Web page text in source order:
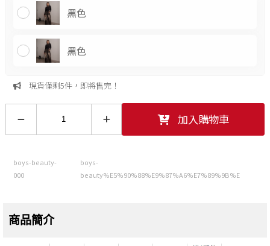
黑色
黑色
現貨僅剩5件，即將售完！
加入購物車
boys-beauty-
000
boys-
beauty%E5%90%88%E9%87%A6%E7%89%9B%E
商品簡介